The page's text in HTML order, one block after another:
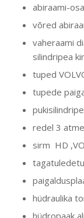
abiraami-
võred
vaheraami
silindripea
tuped
tupede
redel 3
sirm HD
hüdraulika